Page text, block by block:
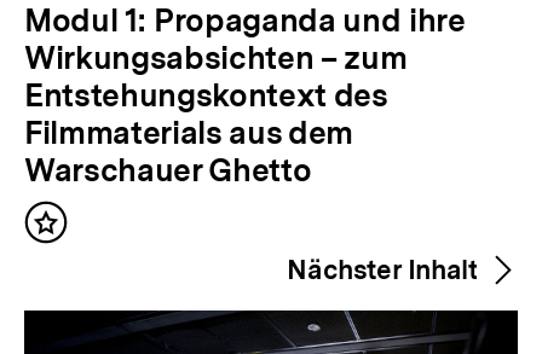
V
o
r
h
e
r
i
e
Modul 1: Propaganda und ihre
Wirkungsabsichten – zum
Entstehungskontext des
Filmmaterials aus dem
Warschauer Ghetto
Inhalt
Nächster Inhalt